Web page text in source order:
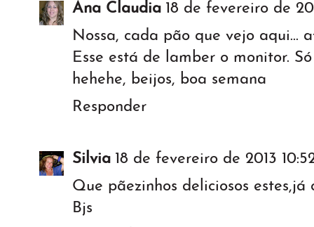
Ana Claudia 18 de fevereiro de
Nossa, cada pão que vejo aqui...
Esse está de lamber o monitor.
hehehe, beijos, boa semana
Responder
Silvia 18 de fevereiro de 2013
Que pãezinhos deliciosos estes,já
Bjs